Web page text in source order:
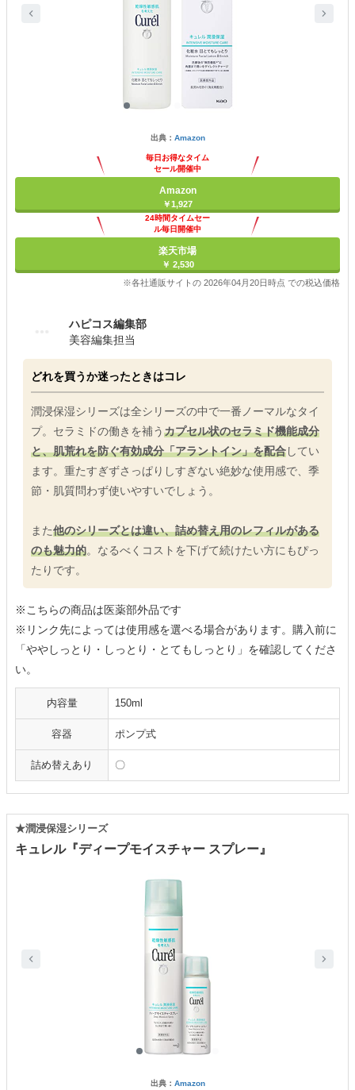
出典： Amazon
毎日お得なタイム
セール開催中
Amazon
￥1,927
24時間タイムセー
ル毎日開催中
楽天市場
￥ 2,530
※各社通販サイトの 2026年04月20日時点 での税込価格
ハピコス編集部
美容編集担当
どれを買うか迷ったときはコレ
潤浸保湿シリーズは全シリーズの中で一番ノーマルなタイ
プ。セラミドの働きを補うカプセル状のセラミド機能成分
と、肌荒れを防ぐ有効成分「アラントイン」を配合してい
ます。重たすぎずさっぱりしすぎない絶妙な使用感で、季
節・肌質問わず使いやすいでしょう。
また他のシリーズとは違い、詰め替え用のレフィルがある
のも魅力的。なるべくコストを下げて続けたい方にもぴっ
たりです。
※こちらの商品は医薬部外品です
※リンク先によっては使用感を選べる場合があります。購入前に
「ややしっとり・しっとり・とてもしっとり」を確認してくださ
い。
内容量 150ml
容器 ポンプ式
詰め替えあり 〇
キュレル『ディープモイスチャー スプレー』
★潤浸保湿シリーズ
出典： Amazon